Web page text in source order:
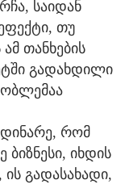
საიდან
თუ
თანხების
გადახდილი
რომ
ბიზნესი, იხდის
გადასახადი,